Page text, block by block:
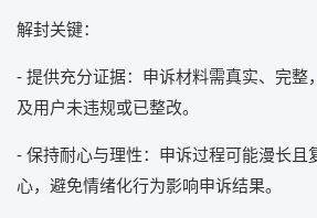
解封关键：
- 提供充分证据：申诉材料需真实、完整
及用户未违规或已整改。
- 保持耐心与理性：申诉过程可能漫长且
心，避免情绪化行为影响申诉结果。